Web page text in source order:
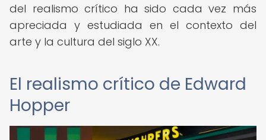
del realismo crítico ha sido cada vez más
apreciada y estudiada en el contexto del
arte y la cultura del siglo XX.
El realismo crítico de Edward
Hopper